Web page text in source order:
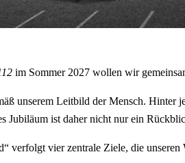
im Sommer 2027 wollen wir
unserem Leitbild der Mensch. Hinter
Jubiläum ist daher nicht nur ein
verfolgt vier zentrale Ziele, die unseren